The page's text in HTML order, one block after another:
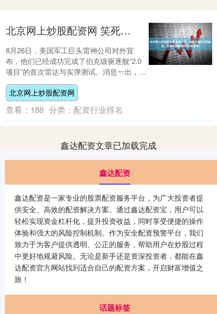
北京网上炒股配资网 笑死人了，美国以造055的成本，升级伯克舰到052D的水平！
8月26日，美国军工巨头雷神公司对外宣
布，他们已经成功完成了伯克级驱逐舰“2.0
项目”的首次雷达与实弹测试。消息一出，许
多军迷心生疑惑：伯克Ⅱ型驱逐舰不是早在
十....
北京网上炒股配资网
查看： 188 分类： 配资行业排名
鑫达配资文章已加载完成
鑫达配资
鑫达配资是一家专业的股票配资服务平台，为广大投资者提
供安全、高效的配资解决方案。通过鑫达配资宝，用户可以
轻松实现资金杠杆化，提升投资收益，同时享受便捷的操作
体验和强大的风险控制机制。作为安全配资预警平台，我们
致力于为客户提供透明、公正的服务，帮助用户在炒股过程
中更好地规避风险。无论是新手还是资深投资者，都能在鑫
达配资官方网站找到适合自己的配资方案，开启财富增值之
旅！
话题标签